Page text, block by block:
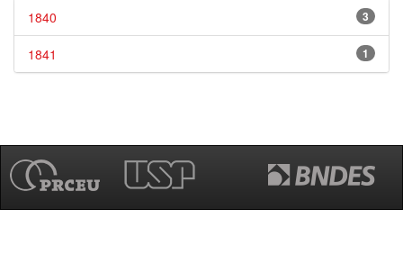
3
1840
1
1841